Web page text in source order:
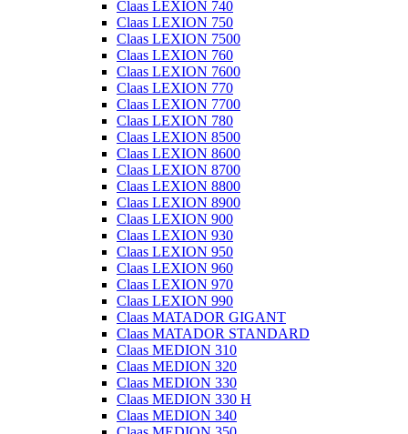
Claas LEXION 740
Claas LEXION 750
Claas LEXION 7500
Claas LEXION 760
Claas LEXION 7600
Claas LEXION 770
Claas LEXION 7700
Claas LEXION 780
Claas LEXION 8500
Claas LEXION 8600
Claas LEXION 8700
Claas LEXION 8800
Claas LEXION 8900
Claas LEXION 900
Claas LEXION 930
Claas LEXION 950
Claas LEXION 960
Claas LEXION 970
Claas LEXION 990
Claas MATADOR GIGANT
Claas MATADOR STANDARD
Claas MEDION 310
Claas MEDION 320
Claas MEDION 330
Claas MEDION 330 H
Claas MEDION 340